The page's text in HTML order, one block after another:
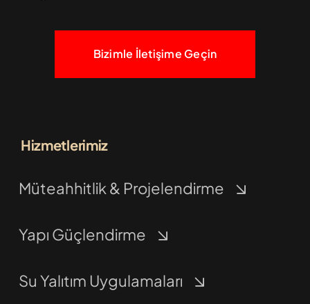
Bizimle İletişime Geçin
Hizmetlerimiz
Müteahhitlik & Projelendirme
Yapı Güçlendirme
Su Yalıtım Uygulamaları